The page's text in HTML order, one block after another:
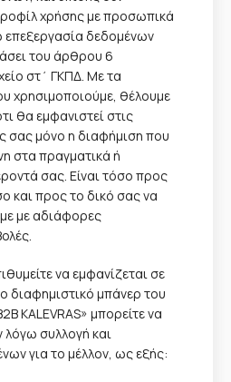
χρήσης με προσωπικά
επεξεργασία δεδομένων
του άρθρου 6
στ΄ ΓΚΠΔ. Με τα
χρησιμοποιούμε, θέλουμε
θα εμφανιστεί στις
σας μόνο η διαφήμιση που
στα πραγματικά ή
σας. Είναι τόσο προς
και προς το δικό σας να
με αδιάφορες
να εμφανίζεται σε
διαφημιστικό μπάνερ του
KALEVRAS» μπορείτε να
λόγω συλλογή και
για το μέλλον, ως εξής: